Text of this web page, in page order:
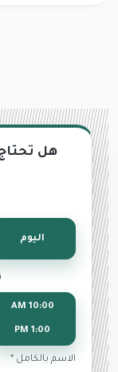
هل
اليوم
10:00 AM
1:00 PM
الاسم بالكامل *